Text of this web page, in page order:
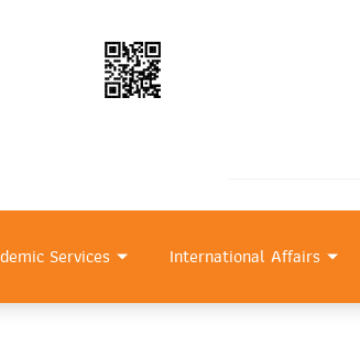
Services International Affairs